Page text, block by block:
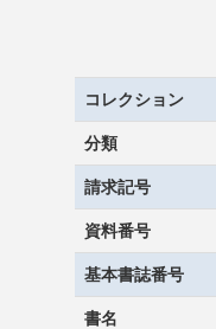
コレクション
分類
請求記号
資料番号
基本書誌番号
書名